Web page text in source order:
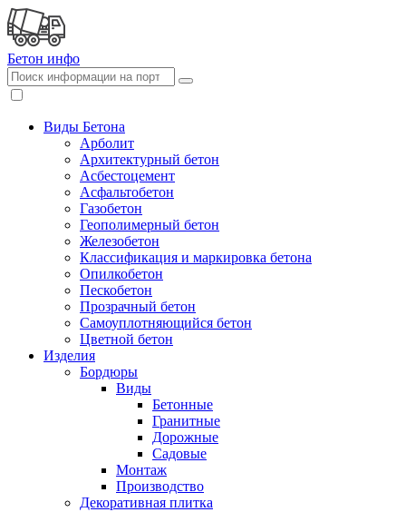
Бетон инфо
Виды Бетона
Арболит
Архитектурный бетон
Асбестоцемент
Асфальтобетон
Газобетон
Геополимерный бетон
Железобетон
Классификация и маркировка бетона
Опилкобетон
Пескобетон
Прозрачный бетон
Самоуплотняющийся бетон
Цветной бетон
Изделия
Бордюры
Виды
Бетонные
Гранитные
Дорожные
Садовые
Монтаж
Производство
Декоративная плитка